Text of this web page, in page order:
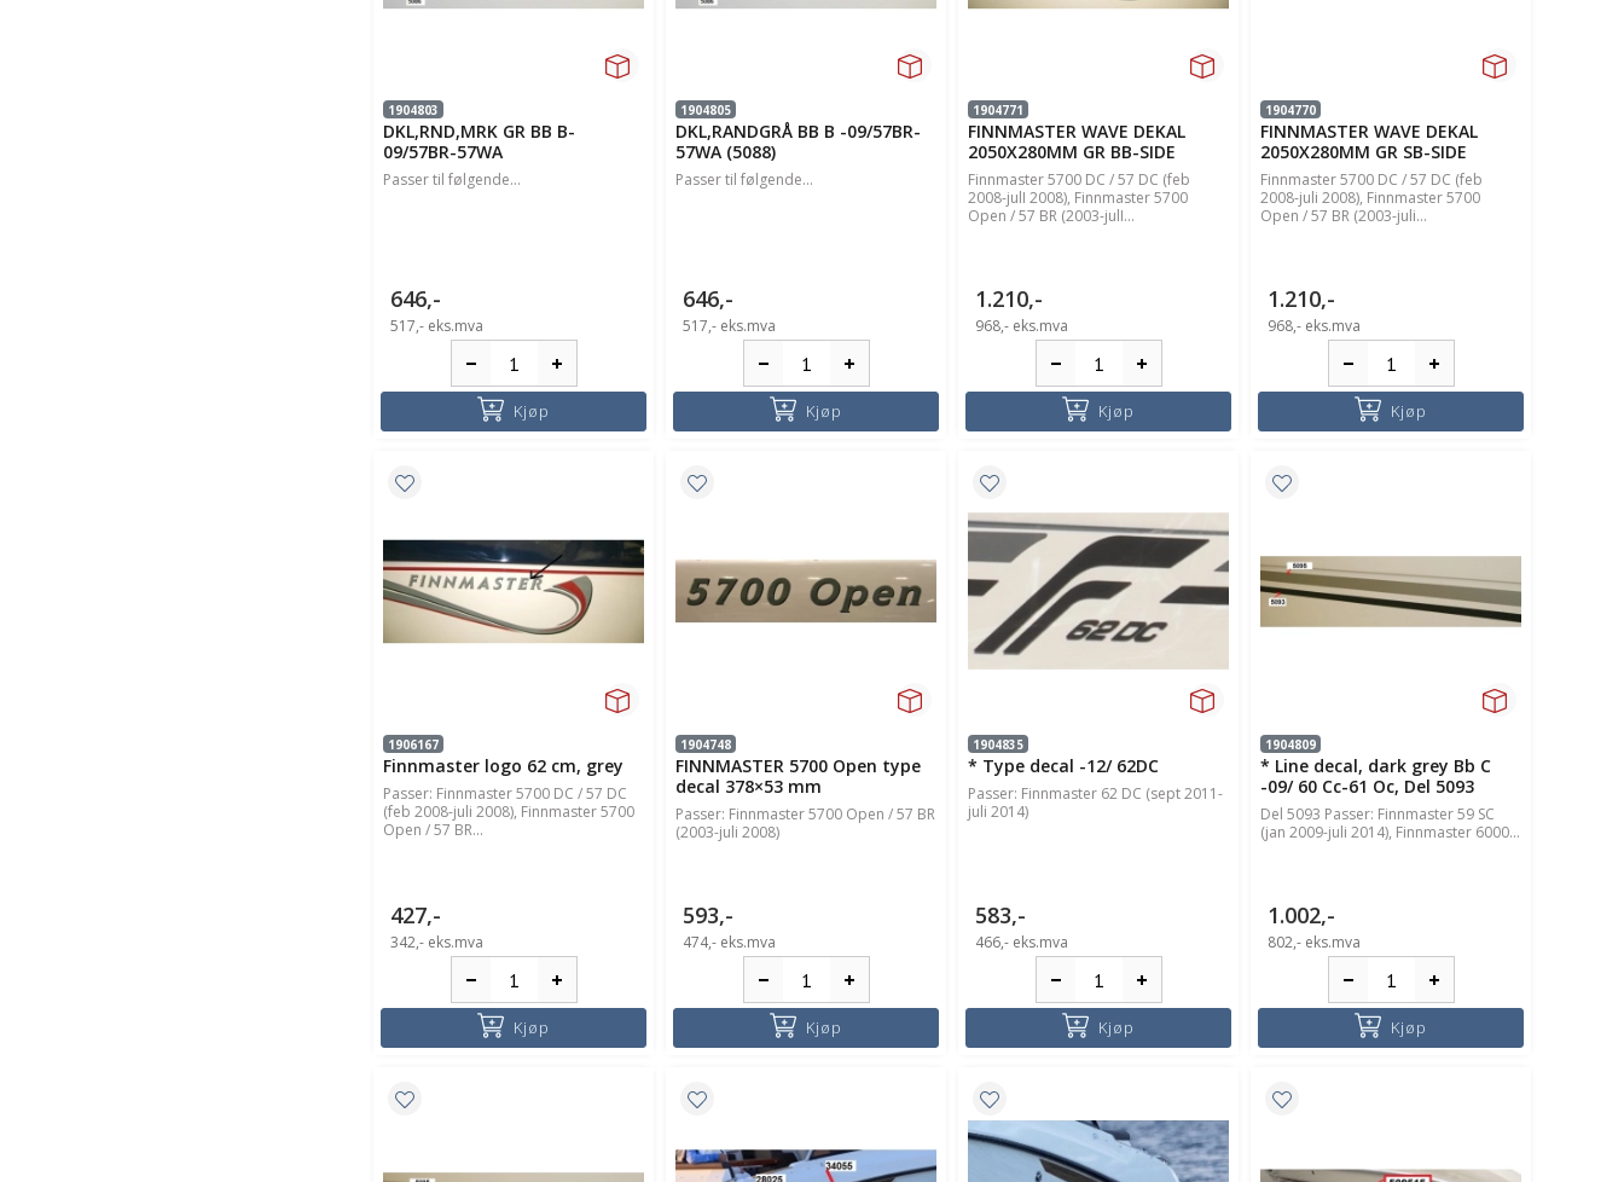
1904803
DKL,RND,MRK GR BB B-
09/57BR-57WA
Passer til følgende...
646,-
517,- eks.mva
Kjøp
1904805
DKL,RANDGRÅ BB B -09/57BR-
57WA (5088)
Passer til følgende...
646,-
517,- eks.mva
Kjøp
1904771
FINNMASTER WAVE DEKAL
2050X280MM GR BB-SIDE
Finnmaster 5700 DC / 57 DC (feb
2008-julI 2008), Finnmaster 5700
Open / 57 BR (2003-julI...
1.210,-
968,- eks.mva
Kjøp
1904770
FINNMASTER WAVE DEKAL
2050X280MM GR SB-SIDE
Finnmaster 5700 DC / 57 DC (feb
2008-juli 2008), Finnmaster 5700
Open / 57 BR (2003-juli...
1.210,-
968,- eks.mva
Kjøp
1906167
Finnmaster logo 62 cm, grey
Passer: Finnmaster 5700 DC / 57 DC
(feb 2008-juli 2008), Finnmaster 5700
Open / 57 BR...
427,-
342,- eks.mva
Kjøp
1904748
FINNMASTER 5700 Open type
decal 378×53 mm
Passer: Finnmaster 5700 Open / 57 BR
(2003-juli 2008)
593,-
474,- eks.mva
Kjøp
1904835
* Type decal -12/ 62DC
Passer: Finnmaster 62 DC (sept 2011-
juli 2014)
583,-
466,- eks.mva
Kjøp
1904809
* Line decal, dark grey Bb C
-09/ 60 Cc-61 Oc, Del 5093
Del 5093 Passer: Finnmaster 59 SC
(jan 2009-juli 2014), Finnmaster 6000...
1.002,-
802,- eks.mva
Kjøp